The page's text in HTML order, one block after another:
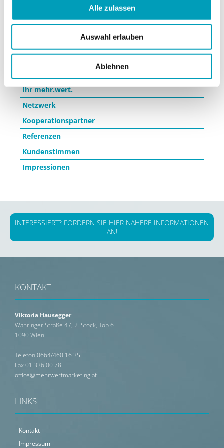
Alle zulassen
Auswahl erlauben
Ablehnen
Erfahren Sie mehr ...
Navigation
Ihr mehr.wert.
Netzwerk
Kooperationspartner
Referenzen
Kundenstimmen
Impressionen
INTERESSIERT? FORDERN SIE HIER NÄHERE INFORMATIONEN
AN!
KONTAKT
Viktoria Hausegger
Währinger Straße 47, 2. Stock, Top 6
1090 Wien
Telefon 0664/460 16 35
Fax 01 336 00 78
office@mehrwertmarketing.at
LINKS
Navigation
Kontakt
Impressum